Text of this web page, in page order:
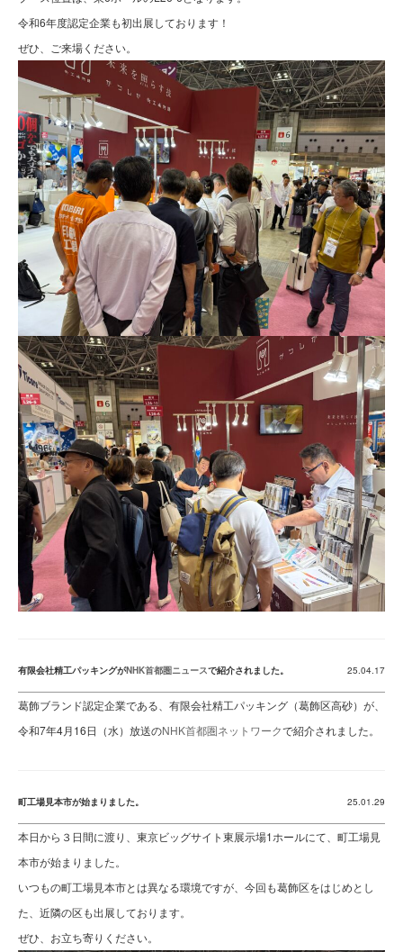
令和6年度認定企業も初出展しております！
ぜひ、ご来場ください。
有限会社精工パッキングがNHK首都圏ニュースで紹介されました。 25.04.17
葛飾ブランド認定企業である、有限会社精工パッキング（葛飾区高砂）が、
令和7年4月16日（水）放送のNHK首都圏ネットワークで紹介されました。
町工場見本市が始まりました。 25.01.29
本日から３日間に渡り、東京ビッグサイト東展示場1ホールにて、町工場見
本市が始まりました。
いつもの町工場見本市とは異なる環境ですが、今回も葛飾区をはじめとし
た、近隣の区も出展しております。
ぜひ、お立ち寄りください。